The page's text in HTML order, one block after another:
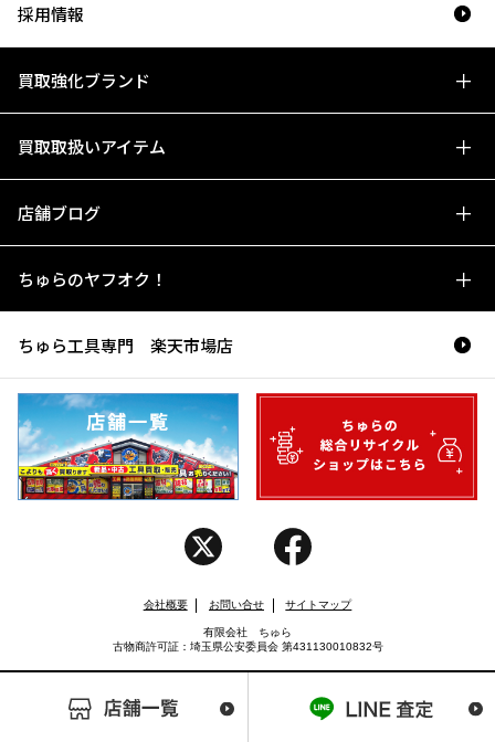
採用情報
買取強化ブランド
買取取扱いアイテム
店舗ブログ
ちゅらのヤフオク！
ちゅら工具専門 楽天市場店
会社概要 お問い合せ サイトマップ
有限会社 ちゅら
古物商許可証：埼玉県公安委員会 第431130010832号